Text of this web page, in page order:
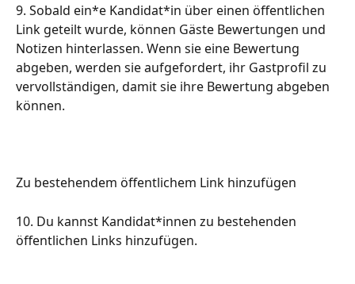
9. Sobald ein*e Kandidat*in über einen öffentlichen
Link geteilt wurde, können Gäste Bewertungen und
Notizen hinterlassen. Wenn sie eine Bewertung
abgeben, werden sie aufgefordert, ihr Gastprofil zu
vervollständigen, damit sie ihre Bewertung abgeben
können.
Zu bestehendem öffentlichem Link hinzufügen
10. Du kannst Kandidat*innen zu bestehenden
öffentlichen Links hinzufügen.